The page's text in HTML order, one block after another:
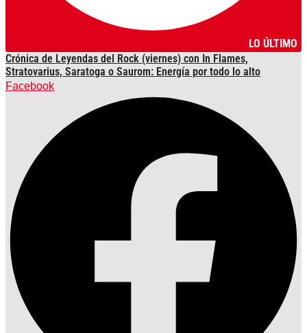
LO ÚLTIMO
Crónica de Leyendas del Rock (viernes) con In Flames,
Stratovarius, Saratoga o Saurom: Energía por todo lo alto
Facebook